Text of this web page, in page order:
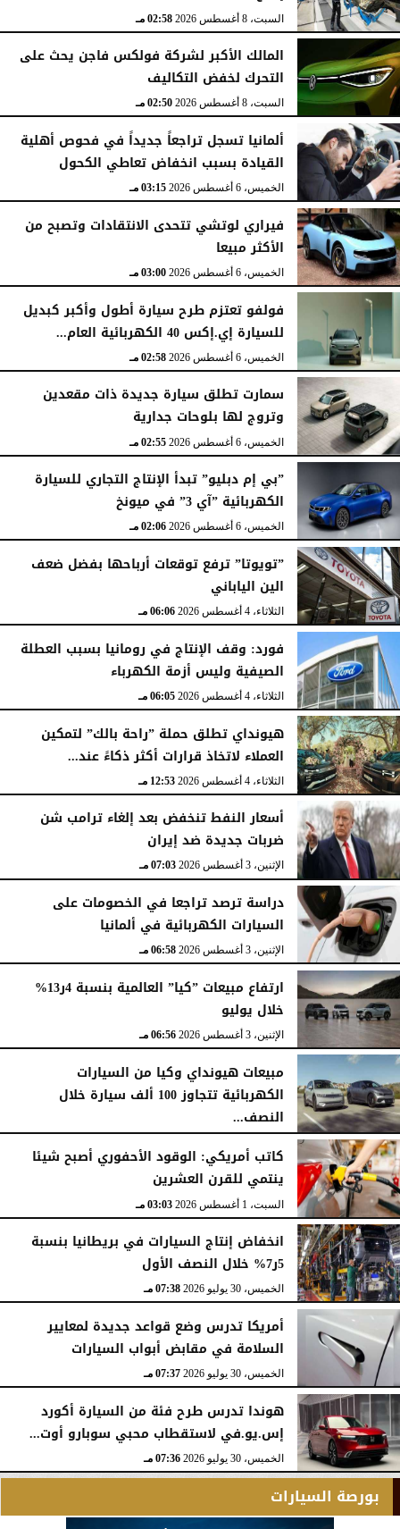
السبت، 8 أغسطس 2026 02:58 مـ
المالك الأكبر لشركة فولكس فاجن يحث على
التحرك لخفض التكاليف
السبت، 8 أغسطس 2026 02:50 مـ
ألمانيا تسجل تراجعاً جديداً في فحوص أهلية
القيادة بسبب انخفاض تعاطي الكحول
الخميس، 6 أغسطس 2026 03:15 مـ
فيراري لوتشي تتحدى الانتقادات وتصبح من
الأكثر مبيعا
الخميس، 6 أغسطس 2026 03:00 مـ
فولفو تعتزم طرح سيارة أطول وأكبر كبديل
للسيارة إي.إكس 40 الكهربائية العام...
الخميس، 6 أغسطس 2026 02:58 مـ
سمارت تطلق سيارة جديدة ذات مقعدين
وتروج لها بلوحات جدارية
الخميس، 6 أغسطس 2026 02:55 مـ
”بي إم دبليو” تبدأ الإنتاج التجاري للسيارة
الكهربائية ”آي 3” في ميونخ
الخميس، 6 أغسطس 2026 02:06 مـ
”تويوتا” ترفع توقعات أرباحها بفضل ضعف
الين الياباني
الثلاثاء، 4 أغسطس 2026 06:06 مـ
فورد: وقف الإنتاج في رومانيا بسبب العطلة
الصيفية وليس أزمة الكهرباء
الثلاثاء، 4 أغسطس 2026 06:05 مـ
هيونداي تطلق حملة ”راحة بالك” لتمكين
العملاء لاتخاذ قرارات أكثر ذكاءً عند...
الثلاثاء، 4 أغسطس 2026 12:53 مـ
أسعار النفط تنخفض بعد إلغاء ترامب شن
ضربات جديدة ضد إيران
الإثنين، 3 أغسطس 2026 07:03 مـ
دراسة ترصد تراجعا في الخصومات على
السيارات الكهربائية في ألمانيا
الإثنين، 3 أغسطس 2026 06:58 مـ
ارتفاع مبيعات ”كيا” العالمية بنسبة 4ر13%
خلال يوليو
الإثنين، 3 أغسطس 2026 06:56 مـ
مبيعات هيونداي وكيا من السيارات
الكهربائية تتجاوز 100 ألف سيارة خلال
النصف...
الأحد، 2 أغسطس 2026 06:17 مـ
كاتب أمريكي: الوقود الأحفوري أصبح شيئا
ينتمي للقرن العشرين
السبت، 1 أغسطس 2026 03:03 مـ
انخفاض إنتاج السيارات في بريطانيا بنسبة
5ر7% خلال النصف الأول
الخميس، 30 يوليو 2026 07:38 مـ
أمريكا تدرس وضع قواعد جديدة لمعايير
السلامة في مقابض أبواب السيارات
الخميس، 30 يوليو 2026 07:37 مـ
هوندا تدرس طرح فئة من السيارة أكورد
إس.يو.في لاستقطاب محبي سوبارو أوت...
الخميس، 30 يوليو 2026 07:36 مـ
بورصة السيارات